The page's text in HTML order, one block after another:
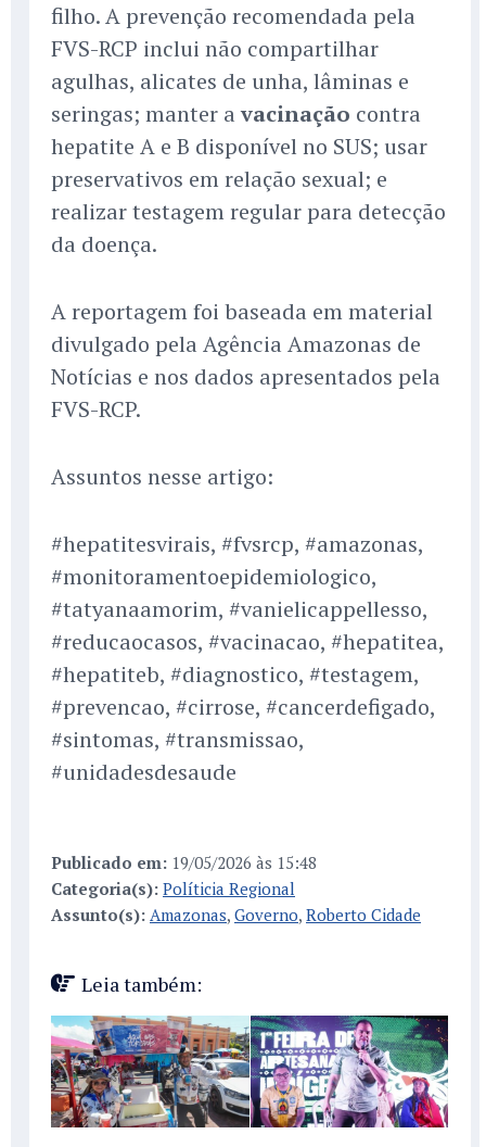
filho. A prevenção recomendada pela
FVS-RCP inclui não compartilhar
agulhas, alicates de unha, lâminas e
seringas; manter avacinação contra
hepatite A e B disponível no SUS; usar
preservativos em relação sexual; e
realizar testagem regular para detecção
da doença.
A reportagem foi baseada em material
divulgado pela Agência Amazonas de
Notícias e nos dados apresentados pela
FVS-RCP.
Assuntos nesse artigo:
#hepatitesvirais, #fvsrcp, #amazonas,
#monitoramentoepidemiologico,
#tatyanaamorim, #vanielicappellesso,
#reducaocasos, #vacinacao, #hepatitea,
#hepatiteb, #diagnostico, #testagem,
#prevencao, #cirrose, #cancerdefigado,
#sintomas, #transmissao,
#unidadesdesaude
Publicado em: 19/05/2026 às 15:48
Categoria(s): Políticia Regional
Assunto(s): Amazonas, Governo, Roberto Cidade
Leia também: